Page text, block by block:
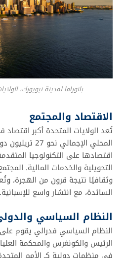
بانوراما لمدينة نيويورك،
الاقتصاد والمجتمع
تُعد الولايات المتحدة أكبر اقتصاد
اقتصادها على التكنولوجيا
التحويلية والخدمات المالية.
وثقافيًا نتيجة قرون من الهجرة،
السائدة، مع انتشار واسع للإسبانية.
النظام السياسي
النظام السياسي فدرالي يقوم
الرئيس والكونغرس والمحكمة